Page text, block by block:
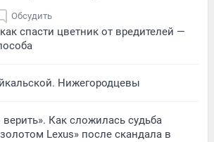
Обсудить
спасти цветник от вредителей —
Нижегородцевы
верить». Как сложилась судьба
Lexus» после скандала в